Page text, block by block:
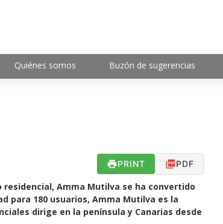
Quiénes somos Buzón de sugerencias
PRINT PDF
residencial, Amma Mutilva se ha convertido
para 180 usuarios, Amma Mutilva es la
dirige en la península y Canarias desde